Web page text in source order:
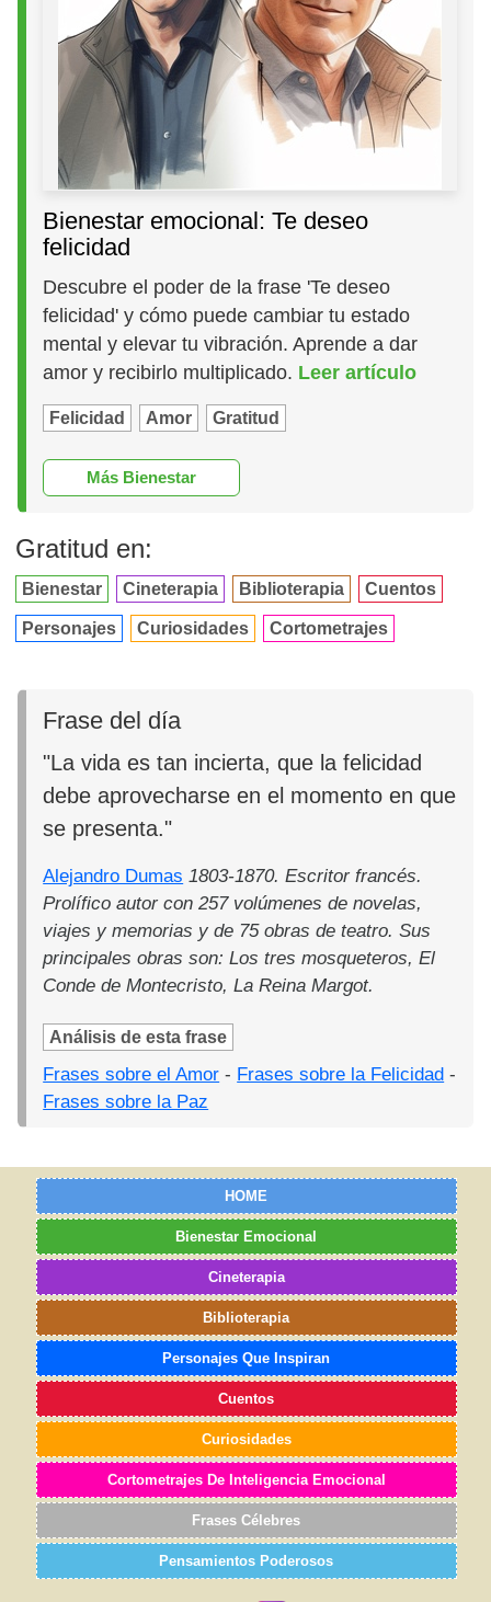
Bienestar emocional: Te deseo
felicidad
Descubre el poder de la frase 'Te deseo
felicidad' y cómo puede cambiar tu estado
mental y elevar tu vibración. Aprende a dar
amor y recibirlo multiplicado. Leer artículo
Felicidad Amor Gratitud
Más Bienestar
Gratitud en:
Bienestar Cineterapia Biblioterapia Cuentos
Personajes Curiosidades Cortometrajes
Frase del día
"La vida es tan incierta, que la felicidad
debe aprovecharse en el momento en que
se presenta."
Alejandro Dumas 1803-1870. Escritor francés.
Prolífico autor con 257 volúmenes de novelas,
viajes y memorias y de 75 obras de teatro. Sus
principales obras son: Los tres mosqueteros, El
Conde de Montecristo, La Reina Margot.
Análisis de esta frase
Frases sobre el Amor - Frases sobre la Felicidad -
Frases sobre la Paz
HOME
Bienestar Emocional
Cineterapia
Biblioterapia
Personajes Que Inspiran
Cuentos
Curiosidades
Cortometrajes De Inteligencia Emocional
Frases Célebres
Pensamientos Poderosos